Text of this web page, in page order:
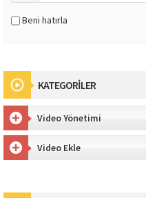
Beni hatırla
KATEGORİLER
Video Yönetimi
Video Ekle